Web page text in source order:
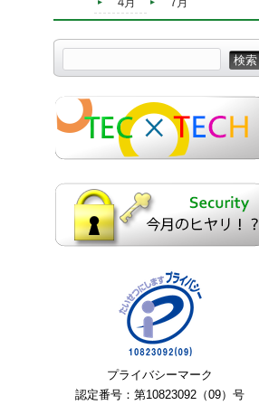
プライバシーマーク
認定番号：第10823092（09）号